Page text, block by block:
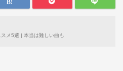
スメ5選 | 本当は難しい曲も